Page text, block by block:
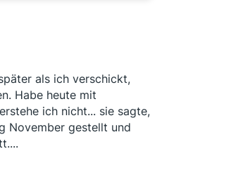
als ich verschickt,
Habe heute mit
ich nicht... sie sagte,
November gestellt und